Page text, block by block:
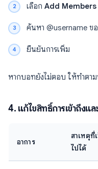
เลือก Add Members
ค้นหา @username ข
ยืนยันการเพิ่ม
หากบอทยังไม่ตอบ ให้ทำตาม
4. แก้ไขสิทธิ์การเข้าถึง
อาการ
สาเหตุที่
ไปได้